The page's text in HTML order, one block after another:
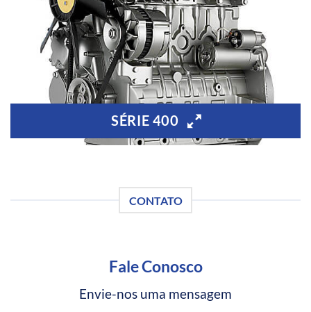
SÉRIE 400
CONTATO
Fale Conosco
Envie-nos uma mensagem